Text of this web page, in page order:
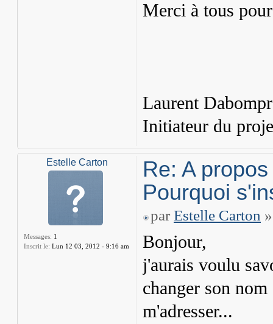
Merci à tous
Laurent
Initiateur du
Estelle Carton
Messages: 1
Inscrit le: Lun 12 03, 2012 - 9:16 am
Re: A
Pourquoi
par Estelle Carton
Bonjour,
j'aurais voulu
changer son
m'adresser...